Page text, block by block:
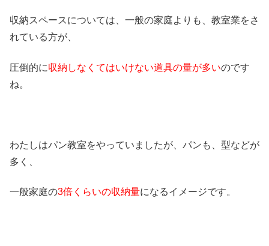
収納スペースについては、一般の家庭よりも、教室業をさ
れている方が、
圧倒的に収納しなくてはいけない道具の量が多いのです
ね。
わたしはパン教室をやっていましたが、パンも、型などが
多く、
一般家庭の3倍くらいの収納量になるイメージです。